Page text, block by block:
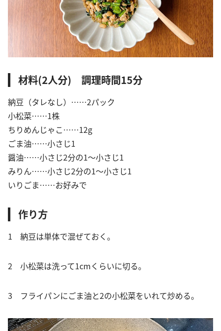
材料(2人分) 調理時間15分
納豆（タレなし）……2パック
小松菜……1株
ちりめんじゃこ……12g
ごま油……小さじ1
醤油……小さじ2分の1〜小さじ1
みりん……小さじ2分の1〜小さじ1
いりごま……お好みで
作り方
1 納豆は単体で混ぜておく。
2 小松菜は洗って1cmくらいに切る。
3 フライパンにごま油と2の小松菜をいれて炒める。